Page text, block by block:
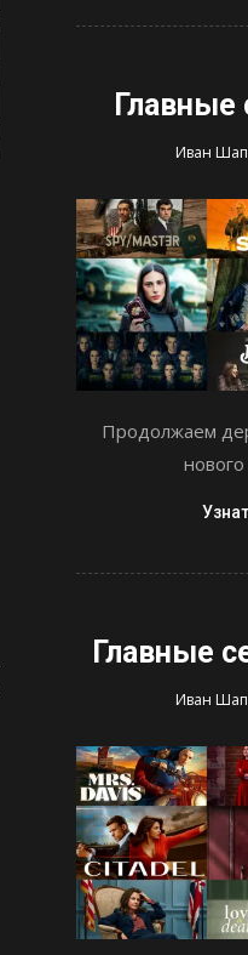
Иван
Продолжаем
Главные
Иван